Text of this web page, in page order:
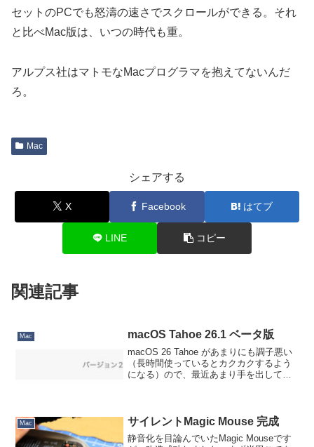
セットのPCでも怒濤の速さでスクロールができる。それ
と比べMac版は、いつの時代も重。
アルプス社はマトモなMacプログラマを抱えてないんだ
ろ。
Mac
シェアする
X Facebook はてブ
LINE コピー
関連記事
Mac macOS Tahoe 26.1 ベータ版
macOS 26 Tahoe があまりにも調子悪い
（長時間使っているとカクカクするよう
になる）ので、最近あまり手を出してい
フト類を全て...
Mac サイレントMagic Mouse 完成
静音化を目論んでいたMagic Mouseです